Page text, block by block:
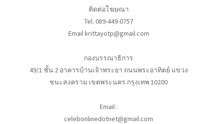
ติดต่อโฆษณา
Tel. 089-449-0757
Email krittayotp@gmail.com
กองบรรณาธิการ
49/1 ชั้น 2 อาคารบ้านเจ้าพระยา ถนนพระอาทิตย์ แขวง
ชนะสงคราม เขตพระนคร กรุงเทพ 10200
Email :
celebonlinedotnet@gmail.com